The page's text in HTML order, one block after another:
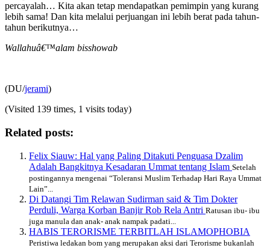
percayalah… Kita akan tetap mendapatkan pemimpin yang kurang
lebih sama! Dan kita melalui perjuangan ini lebih berat pada tahun-
tahun berikutnya…
Wallahuâ€™alam bisshowab
(DU/jerami)
(Visited 139 times, 1 visits today)
Related posts:
Felix Siauw: Hal yang Paling Ditakuti Penguasa Dzalim
Adalah Bangkitnya Kesadaran Ummat tentang Islam Setelah
postingannya mengenai “Toleransi Muslim Terhadap Hari Raya Ummat
Lain”...
Di Datangi Tim Relawan Sudirman said & Tim Dokter
Perduli, Warga Korban Banjir Rob Rela Antri Ratusan ibu- ibu
juga manula dan anak- anak nampak padati...
HABIS TERORISME TERBITLAH ISLAMOPHOBIA
Peristiwa ledakan bom yang merupakan aksi dari Terorisme bukanlah